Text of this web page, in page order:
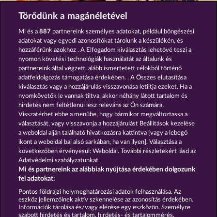
MAGIC BOOK GATES OF PERSIA
HORSEMEN MAGIC BOOK 6
Részvételi feltételek
Adatkezelési tájékoztató Impresszum
A cég GYIK
Törődünk a magánéletével
Mi és a887 partnereink személyes adatokat, például böngészési
adatokat vagy egyedi azonosítókat tárolunk a készülékén, és
hozzáférünk azokhoz . A Elfogadom kiválasztás lehetővé teszi a
nyomon követési technológiák használatát az általunk és
partnereink által végzett, alább ismertetett célokból történő
adatfeldolgozás támogatása érdekében. . A Összes elutasítása
kiválasztás vagy a hozzájárulás visszavonása letiltja ezeket. Ha a
nyomkövetők le vannak tiltva, akkor néhány látott tartalom és
hirdetés nem feltétlenül lesz releváns az Ön számára.
Visszatérhet ebbe a menübe, hogy bármikor megváltoztassa a
választását, vagy visszavonja a hozzájárulást Beállítások kezelése
a weboldal alján található hivatkozásra kattintva [vagy a lebegő
ikont a weboldal bal alsó sarkában, ha van ilyen]. Választása a
következőben érvényesül: Weboldal. További részletekért lásd az
Adatvédelmi szabályzatunkat.
Mi és partnereink az alábbiak nyújtása érdekében dolgozunk
fel adatokat:
Pontos földrajzi helymeghatározási adatok felhasználása. Az
eszköz jellemzőinek aktív szkennelése az azonosítás érdekében.
Információk tárolása és/vagy elérése egy eszközön. Személyre
szabott hirdetés és tartalom, hirdetés- és tartalommérés,